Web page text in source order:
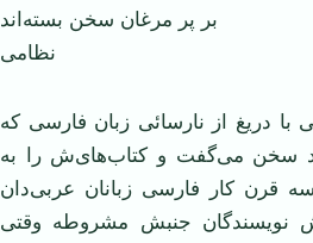
بر پر مرغان سخن بسته‌اند
نظامی
با دریغ از نارسائی زبان فارسی که
سخن می‌گفت و کتاب‌های‌ش را به
قرن کار فارسی زبانان عربی‌دان
نویسندگان جنبش مشروطه وقتی